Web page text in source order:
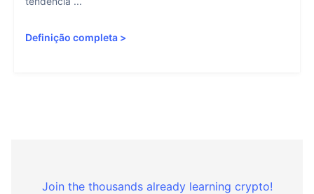
Definição completa >
Join the thousands already learning crypto!